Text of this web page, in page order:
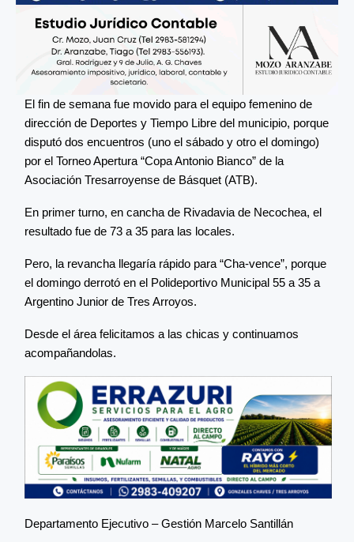
El fin de semana fue movido para el equipo femenino de
dirección de Deportes y Tiempo Libre del municipio, porque
disputó dos encuentros (uno el sábado y otro el domingo)
por el Torneo Apertura “Copa Antonio Bianco” de la
Asociación Tresarroyense de Básquet (ATB).
En primer turno, en cancha de Rivadavia de Necochea, el
resultado fue de 73 a 35 para las locales.
Pero, la revancha llegaría rápido para “Cha-vence”, porque
el domingo derrotó en el Polideportivo Municipal 55 a 35 a
Argentino Junior de Tres Arroyos.
Desde el área felicitamos a las chicas y continuamos
acompañandolas.
Departamento Ejecutivo – Gestión Marcelo Santillán